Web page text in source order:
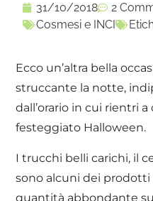
31/10/2018 2
Cosmesi e INCI
Ecco un’altra bella
struccante la notte,
dall’orario in cui rientri a
festeggiato Halloween.
I trucchi belli carichi, il
sono alcuni dei
quantità abbondante